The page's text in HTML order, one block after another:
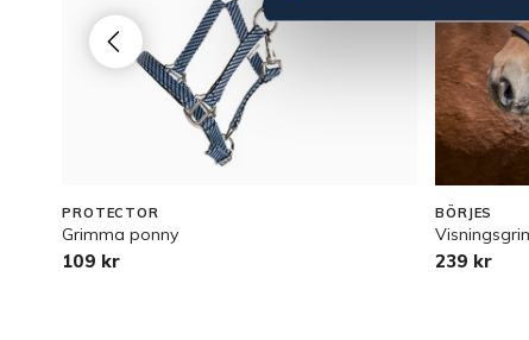
PROTECTOR
Grimma ponny
109 kr
BÖRJES
239 kr